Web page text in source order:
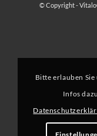
© Copyright -
Bitte erlauben
Infos